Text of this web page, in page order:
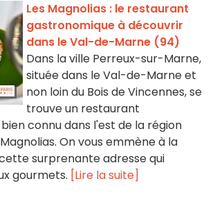
Les Magnolias : le restaurant
gastronomique à découvrir
dans le Val-de-Marne (94)
Dans la ville Perreux-sur-Marne,
située dans le Val-de-Marne et
non loin du Bois de Vincennes, se
trouve un restaurant
connu dans l'est de la région
On vous emmène à la
surprenante adresse qui
gourmets. [Lire la suite]